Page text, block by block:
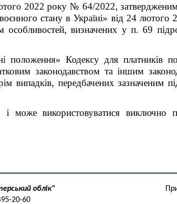
2022 року № 64/2022,
стану в Україні» від 24 лютого
визначених у п. 69
Кодексу для платників
законодавством та іншим
випадків, передбачених зазначеним
і може використовуватися виключно
облік"
20-60